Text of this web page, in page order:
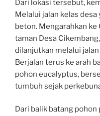
Dari lokasi tersebut,
Melalui jalan kelas
beton. Mengarahkan ke
taman Desa
dilanjutkan melalui
Berjalan terus ke arah
pohon eucalyptus,
tumbuh sejak
Dari balik batang